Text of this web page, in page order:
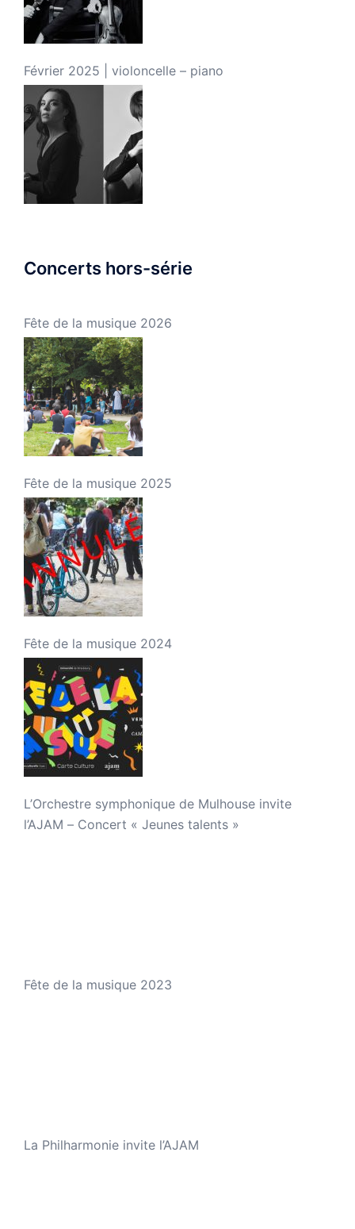
Février 2025 | violoncelle – piano
Concerts hors-série
Fête de la musique 2026
Fête de la musique 2025
Fête de la musique 2024
L’Orchestre symphonique de Mulhouse invite
l’AJAM – Concert « Jeunes talents »
Fête de la musique 2023
La Philharmonie invite l’AJAM